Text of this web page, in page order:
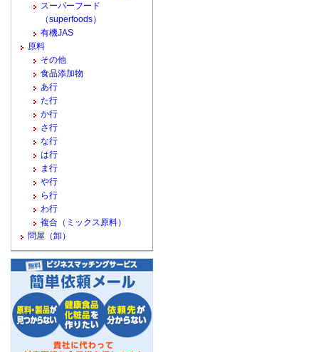
スーパーフード
（superfoods）
有機JAS
原料
その他
食品添加物
あ行
た行
か行
さ行
な行
は行
ま行
や行
ら行
わ行
複合（ミックス原料）
問屋（卸）